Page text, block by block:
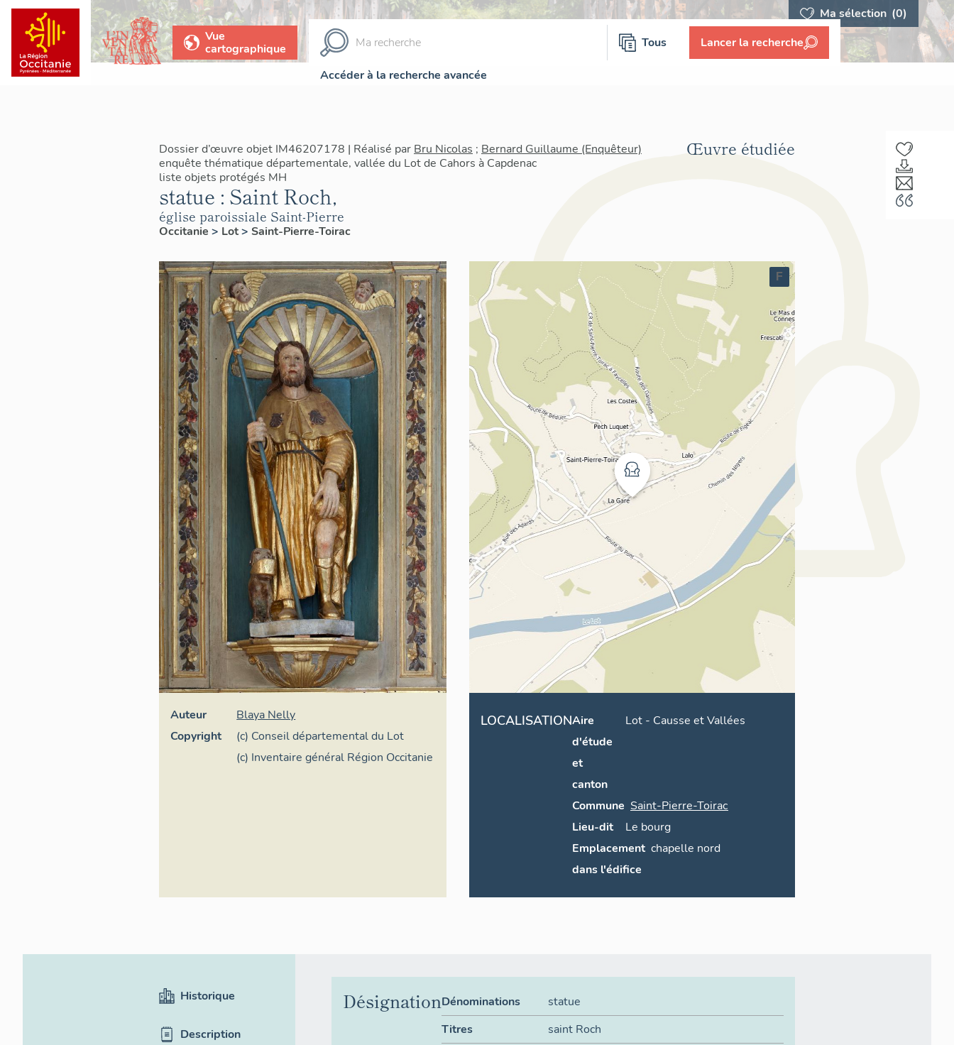
Ma sélection (0)
Vue
cartographique
Tous Lancer la recherche
Accéder à la recherche avancée
Dossier d’œuvre objet IM46207178 | Réalisé par Bru Nicolas ; Bernard Guillaume (Enquêteur)
enquête thématique départementale, vallée du Lot de Cahors à Capdenac
liste objets protégés MH
statue : Saint Roch,
église paroissiale Saint-Pierre
Occitanie > Lot> Saint-Pierre-Toirac
Œuvre étudiée
Auteur
Blaya Nelly
Copyright
(c) Conseil départemental du Lot
(c) Inventaire général Région Occitanie
F
LOCALISATIONAire
d'étude
et
canton
Lot- Causse et Vallées
Commune Saint-Pierre-Toirac
Lieu-dit
Le bourg
Emplacement
dans l'édifice
chapelle nord
Historique
Description
DésignationDénominations
statue
Titres
saint Roch